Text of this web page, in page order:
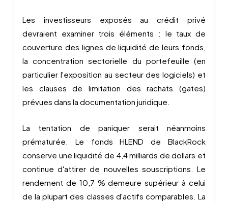
Les investisseurs exposés au crédit privé
devraient examiner trois éléments : le taux de
couverture des lignes de liquidité de leurs fonds,
la concentration sectorielle du portefeuille (en
particulier l'exposition au secteur des logiciels) et
les clauses de limitation des rachats (gates)
prévues dans la documentation juridique.
La tentation de paniquer serait néanmoins
prématurée. Le fonds HLEND de BlackRock
conserve une liquidité de 4,4 milliards de dollars et
continue d'attirer de nouvelles souscriptions. Le
rendement de 10,7 % demeure supérieur à celui
de la plupart des classes d'actifs comparables. La